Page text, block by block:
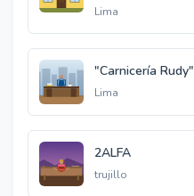
Lima
"Carnicería Rudy"
Lima
2ALFA
trujillo